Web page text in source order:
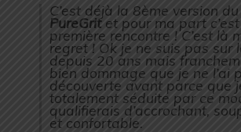
C’est déjà la 8ème version
PureGritet pour ma part
première rencontre ! C’est là
regret ! Ok je ne suis pas sur
depuis 20 ans mais
bien dommage que je ne l’ai
découverte avant parce que
totalement séduite par ce
qualifierais d’accrochant,
et confortable.